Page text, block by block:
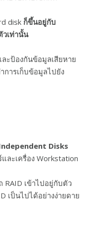
disk ก็ขึ้นอยู่กับ
เท่านั้น
ะป้องกันข้อมูลเสียหาย
การเก็บข้อมูลไปยัง
Disks
ละเครื่อง Workstation
RAID เข้าไปอยู่กับตัว
เป็นไปได้อย่างง่ายดาย